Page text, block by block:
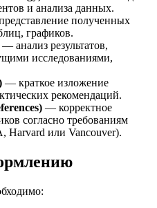
и анализа данных.
полученных
графиков.
— анализ результатов,
исследованиями,
— краткое изложение
рекомендаций.
— корректное
согласно требованиям
Harvard или Vancouver).